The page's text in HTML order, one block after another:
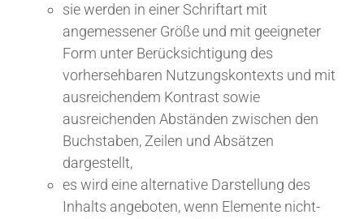
sie werden in einer Schriftart mit
angemessener Größe und mit geeigneter
Form unter Berücksichtigung des
vorhersehbaren Nutzungskontexts und mit
ausreichendem Kontrast sowie
ausreichenden Abständen zwischen den
Buchstaben, Zeilen und Absätzen
dargestellt,
es wird eine alternative Darstellung des
Inhalts angeboten, wenn Elemente nicht-